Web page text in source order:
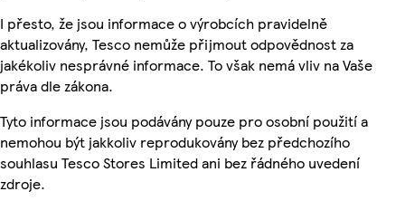
I přesto, že jsou informace o výrobcích pravidelně
aktualizovány, Tesco nemůže přijmout odpovědnost za
jakékoliv nesprávné informace. To však nemá vliv na Vaše
práva dle zákona.
Tyto informace jsou podávány pouze pro osobní použití a
nemohou být jakkoliv reprodukovány bez předchozího
souhlasu Tesco Stores Limited ani bez řádného uvedení
zdroje.